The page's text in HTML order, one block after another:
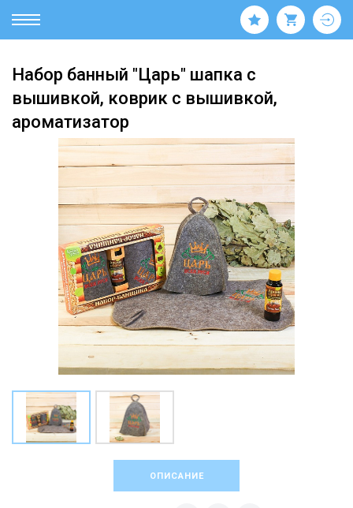
Набор банный "Царь" шапка с
вышивкой, коврик с вышивкой,
ароматизатор
ОПИСАНИЕ